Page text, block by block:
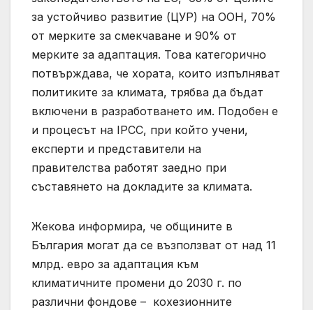
за устойчиво развитие (ЦУР) на ООН, 70%
от мерките за смекчаване и 90% от
мерките за адаптация. Това категорично
потвърждава, че хората, които изпълняват
политиките за климата, трябва да бъдат
включени в разработването им. Подобен е
и процесът на IPCC, при който учени,
експерти и представители на
правителства работят заедно при
съставянето на докладите за климата.
Жекова информира, че общините в
България могат да се възползват от над 11
млрд. евро за адаптация към
климатичните промени до 2030 г. по
различни фондове – кохезионните